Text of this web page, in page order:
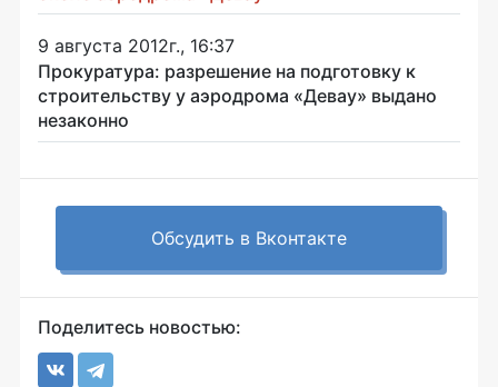
9 августа 2012г., 16:37
Прокуратура: разрешение на подготовку к
строительству у аэродрома «Девау» выдано
незаконно
Обсудить в Вконтакте
Поделитесь новостью: